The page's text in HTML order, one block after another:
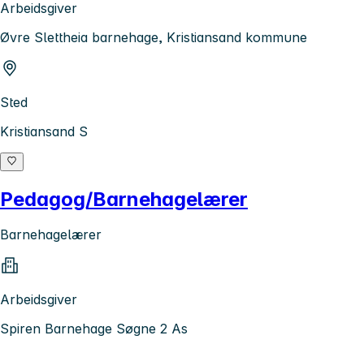
Arbeidsgiver
Øvre Slettheia barnehage, Kristiansand kommune
Sted
Kristiansand S
Pedagog/Barnehagelærer
Barnehagelærer
Arbeidsgiver
Spiren Barnehage Søgne 2 As